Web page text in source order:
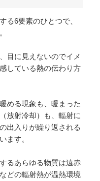
る6要素のひとつで、
目に見えないのでイメ
している熱の伝わり方
める現象も、暖まった
放射冷却）も、輻射に
出入りが繰り返される
ます。
るあらゆる物質は遠赤
どの輻射熱が温熱環境